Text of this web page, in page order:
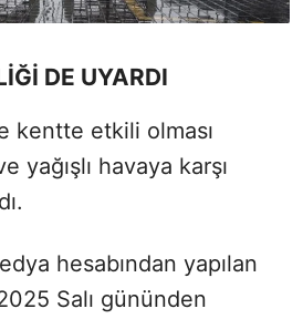
DE UYARDI
kentte etkili olması
yağışlı havaya karşı
hesabından yapılan
Salı gününden